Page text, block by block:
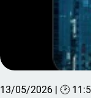
13/05/2026 | 🕑